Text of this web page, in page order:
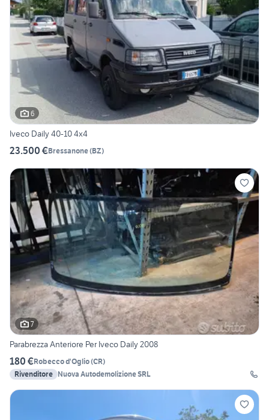
6
Iveco Daily 40-10 4x4
23.500 €Bressanone(BZ)
7
Parabrezza Anteriore Per Iveco Daily 2008
180 €Robecco d'Oglio(CR)
Rivenditore Nuova Autodemolizione SRL